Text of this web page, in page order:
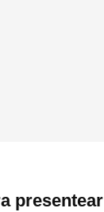
presentear